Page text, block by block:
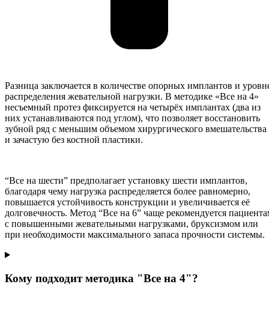
Разница заключается в количестве опорных имплантов и
распределения жевательной нагрузки. В методике «Все на 4»
несъемный протез фиксируется на четырёх имплантах (два из
них устанавливаются под углом), что позволяет восстановить
зубной ряд с меньшим объемом хирургического вмешательства
и зачастую без костной пластики.
“Все на шести” предполагает установку шести имплантов,
благодаря чему нагрузка распределяется более равномерно,
повышается устойчивость конструкции и увеличивается её
долговечность. Метод “Все на 6” чаще рекомендуется
с повышенными жевательными нагрузками, бруксизмом или
при необходимости максимального запаса прочности системы.
Кому подходит методика "Все на 4"?